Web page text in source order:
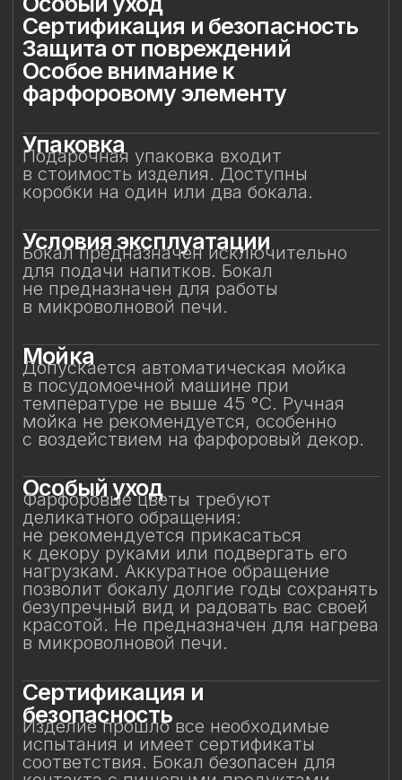
Мойка
Допускается автоматическая мойка
в посудомоечной машине при
температуре не выше 45 °C. Ручная
мойка не рекомендуется, особенно
с воздействием на фарфоровый декор.
Особый уход
Фарфоровые цветы требуют
деликатного обращения:
не рекомендуется прикасаться
к декору руками или подвергать его
нагрузкам. Аккуратное обращение
безупречный вид и радовать вас своей
красотой. Не предназначен для нагрева
в микроволновой печи.
Сертификация и
безопасность
Изделие прошло все необходимые
соответствия. Бокал безопасен для
контакта с пищевыми продуктами
и может использоваться по прямому
назначению.
Защита от повреждений
Избегайте контакта бокала с острыми,
скребками, лезвиями или кромками
других бокалов) во избежание сколов
и царапин. Не рекомендуется
складывать бокалы горизонтально друг
на друга.
Особое внимание к
фарфоровому элементу
Фарфоровый цветок — результат
ручной работы, требующий
исключительно деликатного
обращения. Не прикасайтесь
и не подвергайте механическим
воздействиям. Бережное отношение
к изделию позволит на долгие годы
сохранить его красоту и изысканность,
позволяя шампанскому раскрываться
мягко и гармонично.